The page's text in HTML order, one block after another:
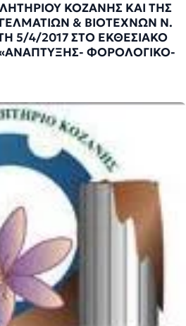
ΚΟΖΑΝΗΣ ΚΑΙ ΤΗΣ
& ΒΙΟΤΕΧΝΩΝ Ν.
5/4/2017 ΣΤΟ ΕΚΘΕΣΙΑΚΟ
ΦΟΡΟΛΟΓΙΚΟ-